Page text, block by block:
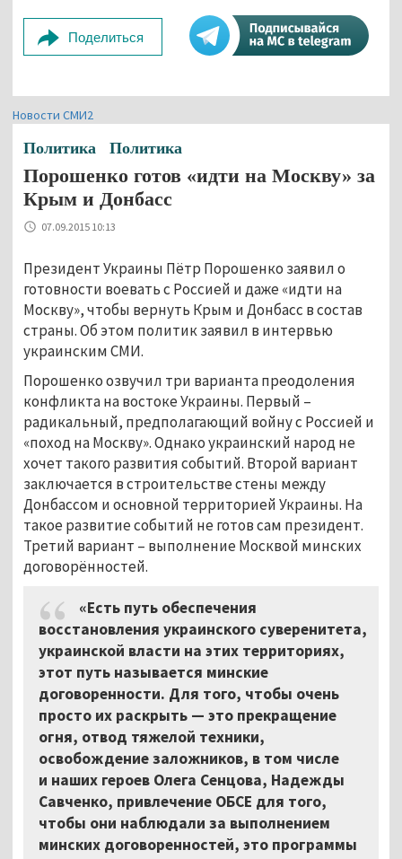
Поделиться
Новости СМИ2
Политика Политика
Порошенко готов «идти на Москву» за
Крым и Донбасс
07.09.2015 10:13
Президент Украины Пётр Порошенко заявил о
готовности воевать с Россией и даже «идти на
Москву», чтобы вернуть Крым и Донбасс в состав
страны. Об этом политик заявил в интервью
украинским СМИ.
Порошенко озвучил три варианта преодоления
конфликта на востоке Украины. Первый –
радикальный, предполагающий войну с Россией и
«поход на Москву». Однако украинский народ не
хочет такого развития событий. Второй вариант
заключается в строительстве стены между
Донбассом и основной территорией Украины. На
такое развитие событий не готов сам президент.
Третий вариант – выполнение Москвой минских
договорённостей.
«Есть путь обеспечения
восстановления украинского суверенитета,
украинской власти на этих территориях,
этот путь называется минские
договоренности. Для того, чтобы очень
просто их раскрыть — это прекращение
огня, отвод тяжелой техники,
освобождение заложников, в том числе
и наших героев Олега Сенцова, Надежды
Савченко, привлечение ОБСЕ для того,
чтобы они наблюдали за выполнением
минских договоренностей, это программы